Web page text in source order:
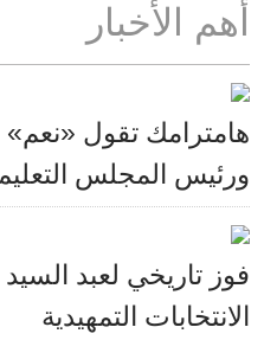
أهم الأخبار
هامترامك تقول «نعم»
ورئيس المجلس
فوز تاريخي لعبد
الانتخابات التمهيدية